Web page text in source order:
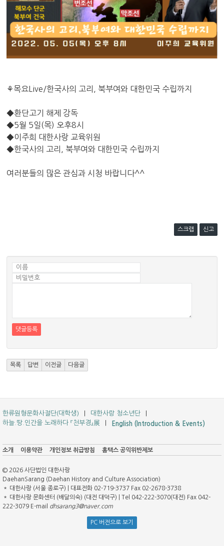
⚘목요Live/한국사의 고리, 북부여와 대한민국 수립까지
◆환단고기 해제 강독
◆5월 5일(목) 오후8시
◆이주희 대한사랑 교육위원
◆한국사의 고리, 북부여와 대한민국 수립까지
여러분들의 많은 관심과 시청 바랍니다^^
스크랩 신고
댓글등록
목록 답변 이전글 다음글
한류원형문화사절단(대학생)
대한사랑 청소년단
하늘.땅.인간을 노래하다 『천부경』展
English (Introduction & Events)
소개 이용약관 개인정보 취급방침 홈택스 공익위반제보
© 2026 사단법인 대한사랑
DaehanSarang (Daehan History and Culture Association)
＊ 대한사랑 (서울 종로구) | 대표전화 02-719-3737 Fax 02-2678-3738
＊ 대한사랑 문화센터 (배달의숙) (대전 대덕구) | Tel 042-222-3070(대전) Fax 042-
222-3079 E-mail dhsarang3@naver.com
PC 버전으로 보기